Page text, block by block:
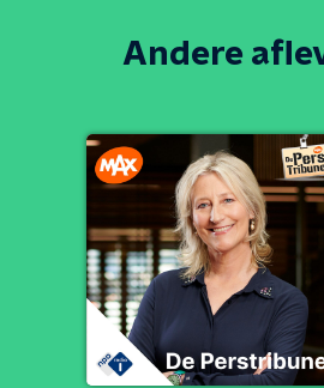
Andere